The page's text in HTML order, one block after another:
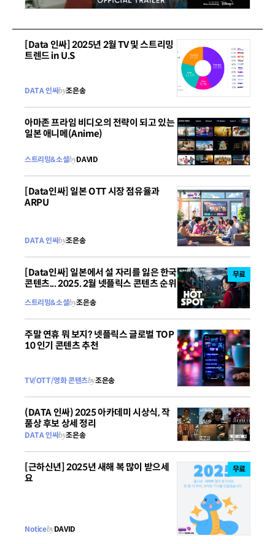
[Data 인싸] 2025년 2월 TV 및 스트리밍
트렌드 in U.S
DATA 인싸by조은송
아마존 프라임 비디오의 전략이 되고 있는
일본 애니메(Anime)
스트리밍&소셜byDAVID
[Data인싸] 일본 OTT 시장 점유율과
ARPU
DATA 인싸by조은송
[Data인싸] 일본에서 설 자리를 잃은 한국
콘텐츠... 2025. 2월 넷플릭스 콘텐츠 순위
스트리밍&소셜by조은송
무료
주말 연휴 뭐 보지? 넷플릭스 글로벌 TOP
10 인기 콘텐츠 추천
TV/OTT/영화 콘텐츠by조은송
(DATA 인싸) 2025 아카데미 시상식, 작
품상 후보 상세 정리
DATA 인싸by조은송
[근하신년] 2025년 새해 복 많이 받으세
요
NoticebyDAVID
무료